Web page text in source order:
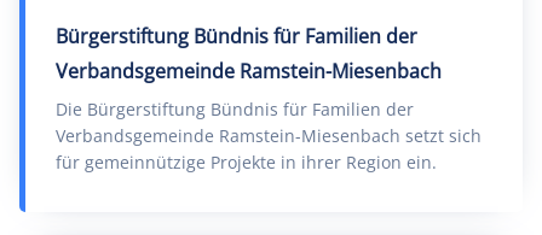
Bürgerstiftung Bündnis für Familien der
Verbandsgemeinde Ramstein-Miesenbach
Die Bürgerstiftung Bündnis für Familien der
Verbandsgemeinde Ramstein-Miesenbach setzt sich
für gemeinnützige Projekte in ihrer Region ein.